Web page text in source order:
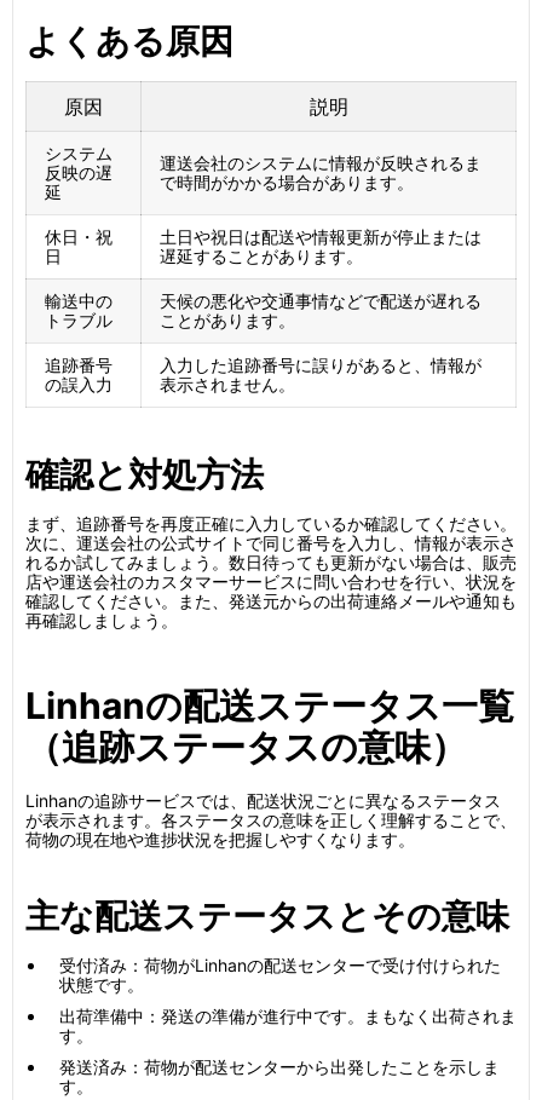
よくある原因
原因 説明
システム
反映の遅
延
運送会社のシステムに情報が反映されるま
で時間がかかる場合があります。
休日・祝
日
土日や祝日は配送や情報更新が停止または
遅延することがあります。
輸送中の
トラブル
天候の悪化や交通事情などで配送が遅れる
ことがあります。
追跡番号
の誤入力
入力した追跡番号に誤りがあると、情報が
表示されません。
確認と対処方法
まず、追跡番号を再度正確に入力しているか確認してください。
次に、運送会社の公式サイトで同じ番号を入力し、情報が表示さ
れるか試してみましょう。数日待っても更新がない場合は、販売
店や運送会社のカスタマーサービスに問い合わせを行い、状況を
確認してください。また、発送元からの出荷連絡メールや通知も
再確認しましょう。
Linhanの配送ステータス一覧
（追跡ステータスの意味）
Linhanの追跡サービスでは、配送状況ごとに異なるステータス
が表示されます。各ステータスの意味を正しく理解することで、
荷物の現在地や進捗状況を把握しやすくなります。
主な配送ステータスとその意味
受付済み：荷物がLinhanの配送センターで受け付けられた
状態です。
出荷準備中：発送の準備が進行中です。まもなく出荷されま
す。
発送済み：荷物が配送センターから出発したことを示しま
す。